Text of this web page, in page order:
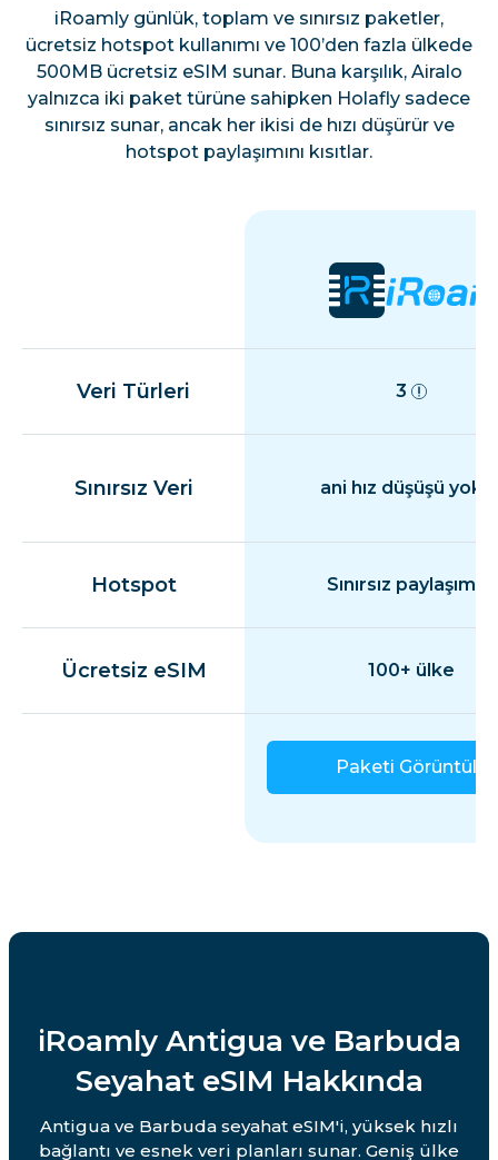
iRoamly günlük, toplam ve sınırsız paketler,
ücretsiz hotspot kullanımı ve 100’den fazla ülkede
500MB ücretsiz eSIM sunar. Buna karşılık, Airalo
yalnızca iki paket türüne sahipken Holafly sadece
sınırsız sunar, ancak her ikisi de hızı düşürür ve
hotspot paylaşımını kısıtlar.
Veri Türleri 3
Sınırsız Veri ani hız düşüşü yok
Hotspot Sınırsız paylaşım
Ücretsiz eSIM 100+ ülke
Paketi Görüntüle
iRoamly Antigua ve Barbuda
Seyahat eSIM Hakkında
Antigua ve Barbuda seyahat eSIM'i, yüksek hızlı
bağlantı ve esnek veri planları sunar. Geniş ülke